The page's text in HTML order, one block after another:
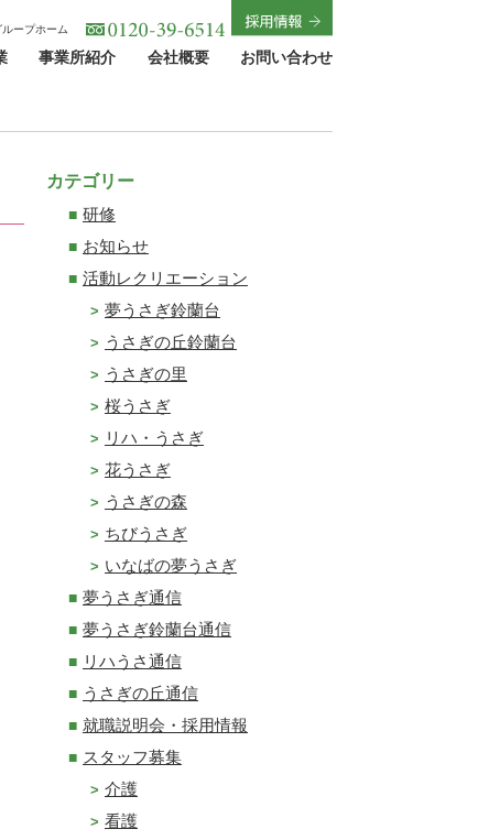
ープホーム
事業所紹介 会社概要 お問い合わせ
カテゴリー
研修
お知らせ
活動レクリエーション
夢うさぎ鈴蘭台
うさぎの丘鈴蘭台
うさぎの里
桜うさぎ
リハ・うさぎ
花うさぎ
うさぎの森
ちびうさぎ
いなばの夢うさぎ
夢うさぎ通信
夢うさぎ鈴蘭台通信
リハうさ通信
うさぎの丘通信
就職説明会・採用情報
スタッフ募集
介護
看護